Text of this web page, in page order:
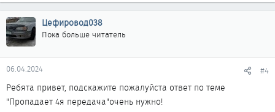
к
ц
и
и
:
Цефировод038
Пока больше читатель
06.04.2024 #4
Ребята привет, подскажите пожалуйста ответ по теме
"Пропадает 4я передача"очень нужно!